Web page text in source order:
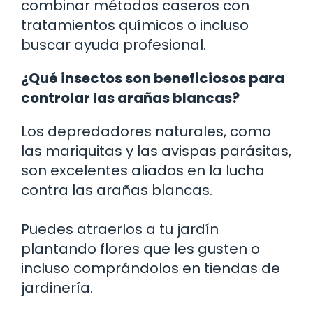
combinar métodos caseros con
tratamientos químicos o incluso
buscar ayuda profesional.
¿Qué insectos son beneficiosos para
controlar las arañas blancas?
Los depredadores naturales, como
las mariquitas y las avispas parásitas,
son excelentes aliados en la lucha
contra las arañas blancas.
Puedes atraerlos a tu jardín
plantando flores que les gusten o
incluso comprándolos en tiendas de
jardinería.